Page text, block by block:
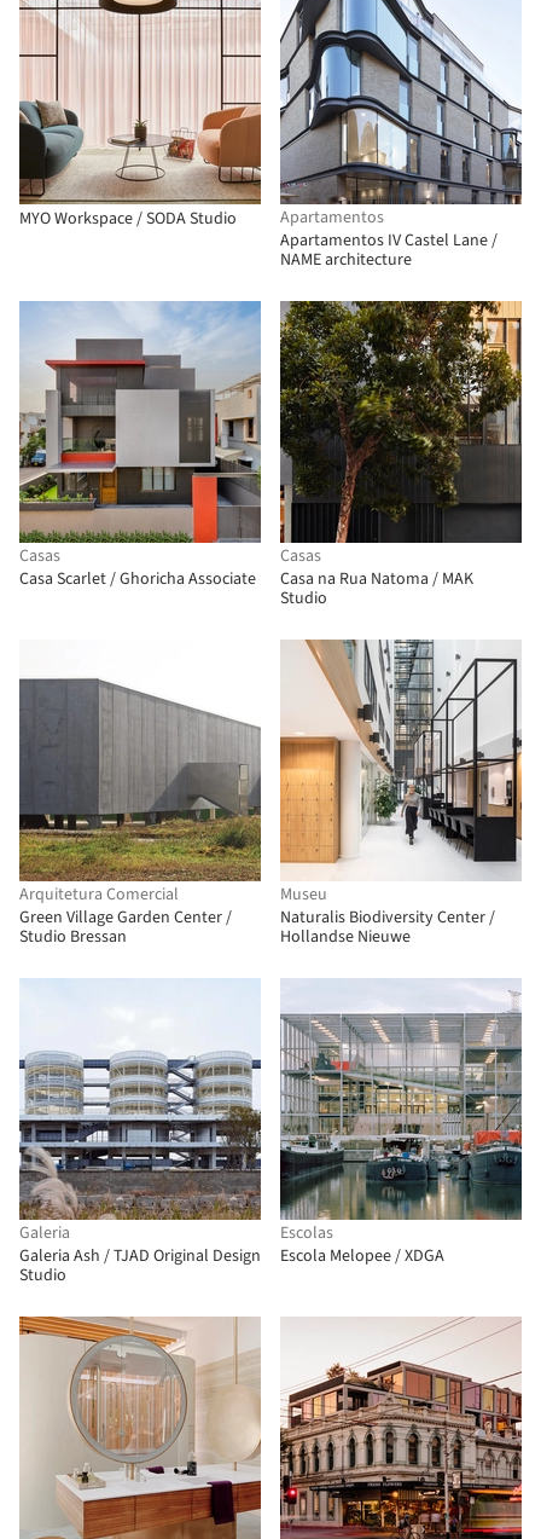
MYO Workspace / SODA Studio
Apartamentos
Apartamentos IV Castel Lane /
NAME architecture
Casas
Casa Scarlet / Ghoricha Associate
Casas
Casa na Rua Natoma / MAK
Studio
Arquitetura Comercial
Green Village Garden Center /
Studio Bressan
Museu
Naturalis Biodiversity Center /
Hollandse Nieuwe
Galeria
Galeria Ash / TJAD Original Design
Studio
Escolas
Escola Melopee / XDGA